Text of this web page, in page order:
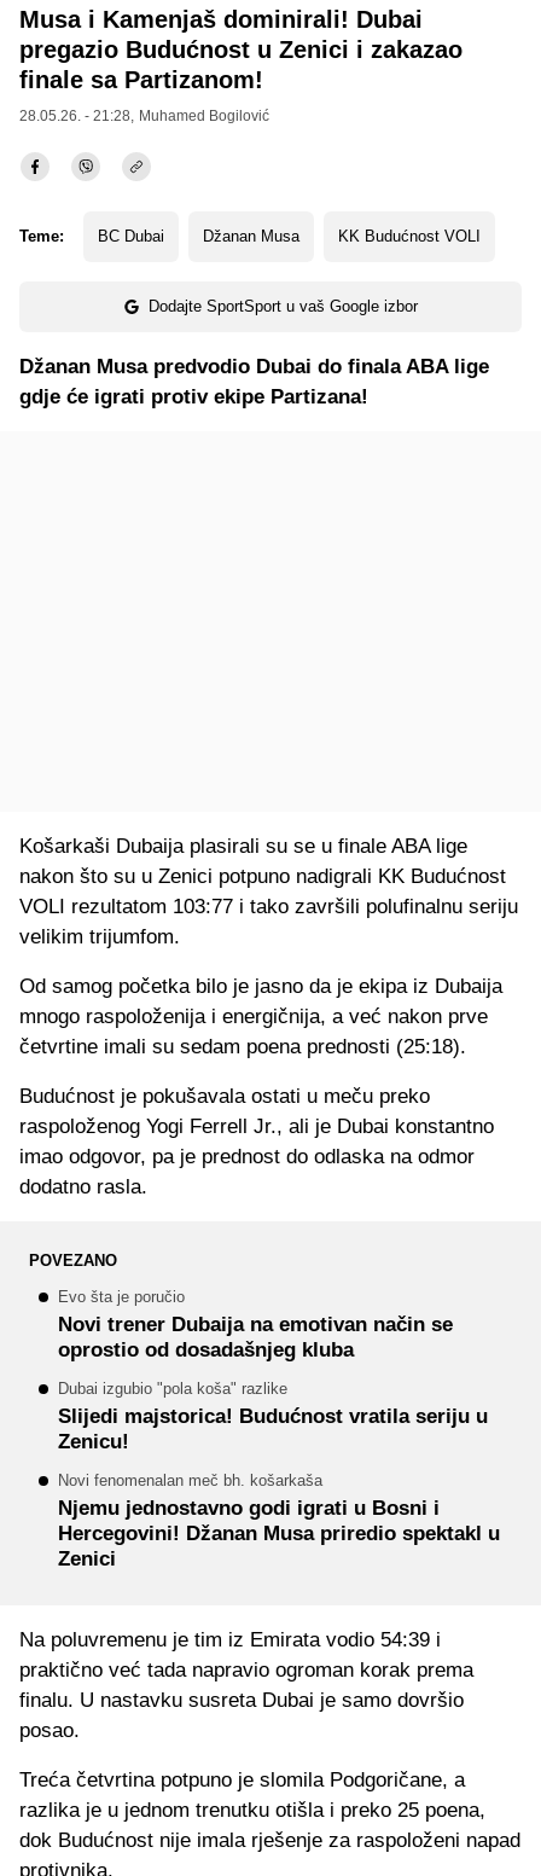
Musa i Kamenjaš dominirali! Dubai
pregazio Budućnost u Zenici i zakazao
finale sa Partizanom!
28.05.26. - 21:28, Muhamed Bogilović
Teme: BC Dubai Džanan Musa KK Budućnost VOLI
Dodajte SportSport u vaš Google izbor
Džanan Musa predvodio Dubai do finala ABA lige
gdje će igrati protiv ekipe Partizana!
Košarkaši Dubaija plasirali su se u finale ABA lige
nakon što su u Zenici potpuno nadigrali KK Budućnost
VOLI rezultatom 103:77 i tako završili polufinalnu seriju
velikim trijumfom.
Od samog početka bilo je jasno da je ekipa iz Dubaija
mnogo raspoloženija i energičnija, a već nakon prve
četvrtine imali su sedam poena prednosti (25:18).
Budućnost je pokušavala ostati u meču preko
raspoloženog Yogi Ferrell Jr., ali je Dubai konstantno
imao odgovor, pa je prednost do odlaska na odmor
dodatno rasla.
POVEZANO
Evo šta je poručio
Novi trener Dubaija na emotivan način se
oprostio od dosadašnjeg kluba
Dubai izgubio "pola koša" razlike
Slijedi majstorica! Budućnost vratila seriju u
Zenicu!
Novi fenomenalan meč bh. košarkaša
Njemu jednostavno godi igrati u Bosni i
Hercegovini! Džanan Musa priredio spektakl u
Zenici
Na poluvremenu je tim iz Emirata vodio 54:39 i
praktično već tada napravio ogroman korak prema
finalu. U nastavku susreta Dubai je samo dovršio
posao.
Treća četvrtina potpuno je slomila Podgoričane, a
razlika je u jednom trenutku otišla i preko 25 poena,
dok Budućnost nije imala rješenje za raspoloženi napad
protivnika.